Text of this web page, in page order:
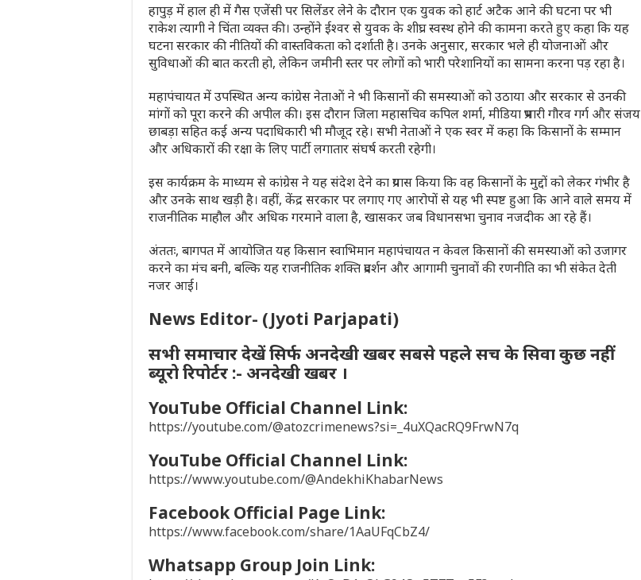
हापुड़ में हाल ही में गैस एजेंसी पर सिलेंडर लेने के दौरान एक युवक को हार्ट अटैक आने की घटना पर भी
राकेश त्यागी ने चिंता व्यक्त की। उन्होंने ईश्वर से युवक के शीघ्र स्वस्थ होने की कामना करते हुए कहा कि यह
घटना सरकार की नीतियों की वास्तविकता को दर्शाती है। उनके अनुसार, सरकार भले ही योजनाओं और
सुविधाओं की बात करती हो, लेकिन जमीनी स्तर पर लोगों को भारी परेशानियों का सामना करना पड़ रहा है।
महापंचायत में उपस्थित अन्य कांग्रेस नेताओं ने भी किसानों की समस्याओं को उठाया और सरकार से उनकी
मांगों को पूरा करने की अपील की। इस दौरान जिला महासचिव कपिल शर्मा, मीडिया प्रभारी गौरव गर्ग और संजय
छाबड़ा सहित कई अन्य पदाधिकारी भी मौजूद रहे। सभी नेताओं ने एक स्वर में कहा कि किसानों के सम्मान
और अधिकारों की रक्षा के लिए पार्टी लगातार संघर्ष करती रहेगी।
इस कार्यक्रम के माध्यम से कांग्रेस ने यह संदेश देने का प्रयास किया कि वह किसानों के मुद्दों को लेकर गंभीर है
और उनके साथ खड़ी है। वहीं, केंद्र सरकार पर लगाए गए आरोपों से यह भी स्पष्ट हुआ कि आने वाले समय में
राजनीतिक माहौल और अधिक गरमाने वाला है, खासकर जब विधानसभा चुनाव नजदीक आ रहे हैं।
अंततः, बागपत में आयोजित यह किसान स्वाभिमान महापंचायत न केवल किसानों की समस्याओं को उजागर
करने का मंच बनी, बल्कि यह राजनीतिक शक्ति प्रदर्शन और आगामी चुनावों की रणनीति का भी संकेत देती
नजर आई।
News Editor- (Jyoti Parjapati)
सभी समाचार देखें सिर्फ अनदेखी खबर सबसे पहले सच के सिवा कुछ नहीं
ब्यूरो रिपोर्टर :- अनदेखी खबर ।
YouTube Official Channel Link:
https://youtube.com/@atozcrimenews?si=_4uXQacRQ9FrwN7q
YouTube Official Channel Link:
https://www.youtube.com/@AndekhiKhabarNews
Facebook Official Page Link:
https://www.facebook.com/share/1AaUFqCbZ4/
Whatsapp Group Join Link: